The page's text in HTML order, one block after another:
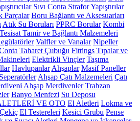
Sıvı Conta Strafor Yapıştırılar
Parçalar Boru Bağlantı ve Aksesuarları
Atık Su Boruları PPRC Borular Kombi
Tesisat Tamir ve Bağlantı Malzemeleri
Valfler ve Vanalar Nipeller
Taharet Çubuğu Fittings Tıpalar ve
Elektrikli Vinçler Taşıma
Havlupanlar Ahşaplar Masif Paneller
Ahşap Çatı Malzemeleri Çatı
Ahşap Merdivenler Trabzan
Banyo Menfezi Su Deposu
VE OTO El Aletleri Lokma ve
Çekiç El Testereleri Kesici Grubu Pense